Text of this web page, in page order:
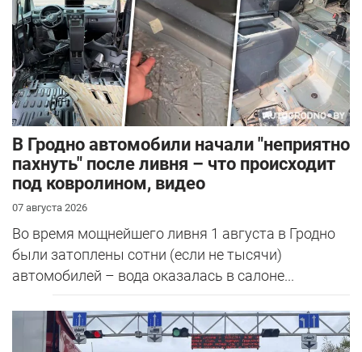
В Гродно автомобили начали "неприятно
пахнуть" после ливня – что происходит
под ковролином, видео
07 августа 2026
Во время мощнейшего ливня 1 августа в Гродно
были затоплены сотни (если не тысячи)
автомобилей – вода оказалась в салоне...